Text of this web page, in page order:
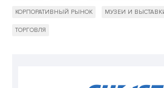
КОРПОРАТИВНЫЙ РЫНОК МУЗЕИ И
ТОРГОВЛЯ